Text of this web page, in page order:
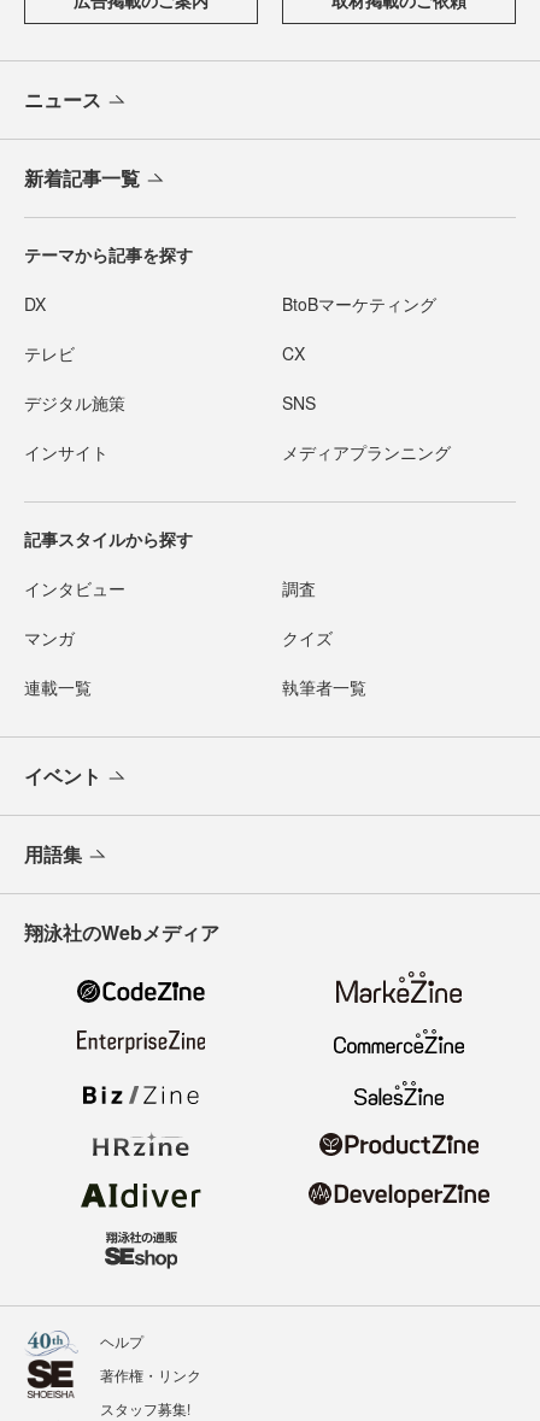
ニュース
新着記事一覧
テーマから記事を探す
DX BtoBマーケティング
テレビ CX
デジタル施策 SNS
インサイト メディアプランニング
記事スタイルから探す
インタビュー 調査
マンガ クイズ
連載一覧 執筆者一覧
イベント
用語集
翔泳社のWebメディア
ヘルプ
著作権・リンク
スタッフ募集!